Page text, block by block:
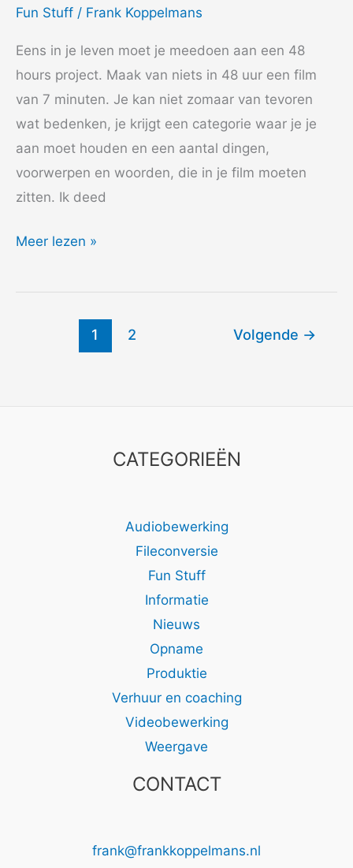
Fun Stuff / Frank Koppelmans
Eens in je leven moet je meedoen aan een 48
hours project. Maak van niets in 48 uur een film
van 7 minuten. Je kan niet zomaar van tevoren
wat bedenken, je krijgt een categorie waar je je
aan moet houden en een aantal dingen,
voorwerpen en woorden, die in je film moeten
zitten. Ik deed
2012
Hours
Meer lezen »
1 2 Volgende →
CATEGORIEËN
Audiobewerking
Fileconversie
Fun Stuff
Informatie
Nieuws
Opname
Produktie
Verhuur en coaching
Videobewerking
Weergave
CONTACT
frank@frankkoppelmans.nl